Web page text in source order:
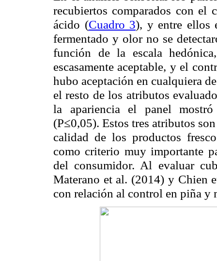
recubiertos comparados con
ácido (Cuadro 3), y entre ellos
fermentado y olor no se
función de la escala
escasamente aceptable, y el
hubo aceptación en cualquiera
el resto de los atributos
la apariencia el panel
(P≤0,05). Estos tres atributos
calidad de los productos
como criterio muy importante
del consumidor. Al evaluar
Materano et al. (2014) y Chien
con relación al control en piña y